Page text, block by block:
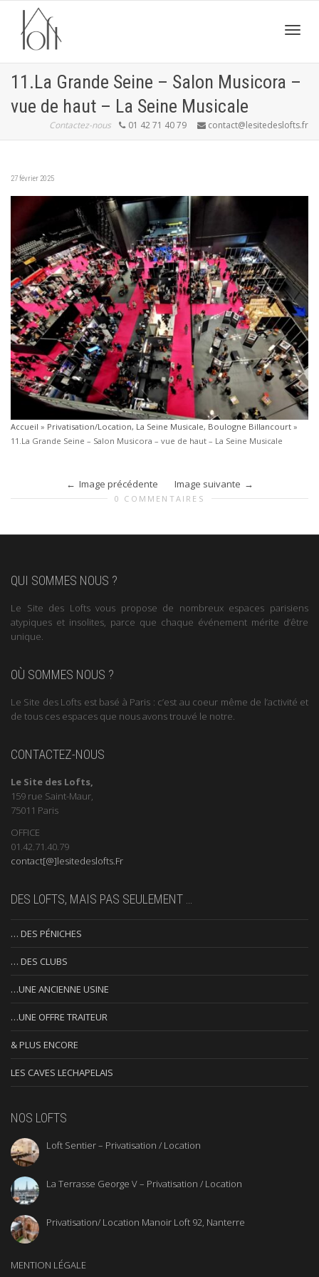
11.La Grande Seine – Salon Musicora –
vue de haut – La Seine Musicale
Contactez-nous 01 42 71 40 79 contact@lesitedeslofts.fr
27 février 2025
Accueil » Privatisation/Location, La Seine Musicale, Boulogne Billancourt »
11.La Grande Seine – Salon Musicora – vue de haut – La Seine Musicale
Image précédente Image suivante
0 COMMENTAIRES
QUI SOMMES NOUS ?
Le Site des Lofts vous propose de nombreux espaces parisiens
atypiques et insolites, parce que chaque événement mérite d’être
unique.
OÙ SOMMES NOUS ?
Le Site des Lofts est basé à Paris : c’est au coeur même de l’activité et
de tous ces espaces que nous avons trouvé le notre.
CONTACTEZ-NOUS
Le Site des Lofts,
159 rue Saint-Maur,
75011 Paris
OFFICE
01.42.71.40.79
contact[@]lesitedeslofts.Fr
DES LOFTS, MAIS PAS SEULEMENT …
… DES PÉNICHES
… DES CLUBS
…UNE ANCIENNE USINE
…UNE OFFRE TRAITEUR
& PLUS ENCORE
LES CAVES LECHAPELAIS
NOS LOFTS
Loft Sentier – Privatisation / Location
La Terrasse George V – Privatisation / Location
Privatisation/ Location Manoir Loft 92, Nanterre
MENTION LÉGALE